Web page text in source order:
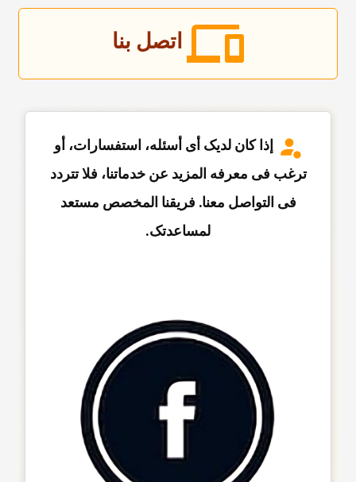
اتصل بنا
إذا کان لدیک أی أسئله، استفسارات، أو
ترغب فی معرفه المزید عن خدماتنا، فلا تتردد
فی التواصل معنا. فریقنا المخصص مستعد
لمساعدتک.